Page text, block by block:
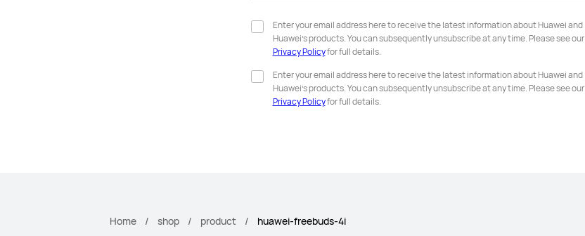
Enter your email address here to receive the latest information about Huawei and
Huawei’s products. You can subsequently unsubscribe at any time. Please see our
Privacy Policyfor full details.
Enter your email address here to receive the latest information about Huawei and
Huawei’s products. You can subsequently unsubscribe at any time. Please see our
Privacy Policyfor full details.
Home shop product huawei-freebuds-4i